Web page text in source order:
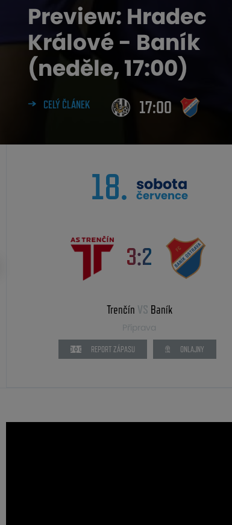
Preview: Hradec
Králové - Baník
(neděle, 17:00)
CELÝ ČLÁNEK 17:00
18. sobota
července
3:2
Trenčín VS Baník
Příprava
REPORT ZÁPASU ONLAJNY